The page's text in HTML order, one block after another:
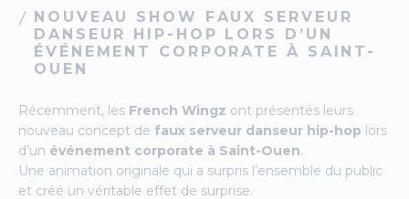
NOUVEAU SHOW FAUX SERVEUR
DANSEUR HIP-HOP LORS D’UN
ÉVÉNEMENT CORPORATE À SAINT-
OUEN
Récemment, les French Wingz ont présentés leurs
nouveau concept de faux serveur danseur hip-hop lors
d’un événement corporate à Saint-Ouen.
Une animation originale qui a surpris l’ensemble du public
et créé un véritable effet de surprise.